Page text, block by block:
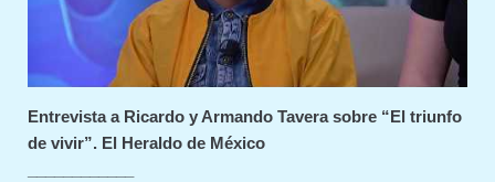
Entrevista a Ricardo y Armando Tavera sobre “El triunfo
de vivir”. El Heraldo de México